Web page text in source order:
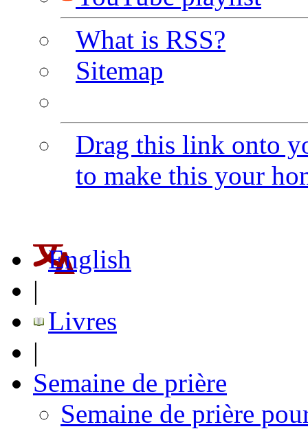
What is RSS?
Sitemap
Drag this link onto
to make this your
English
|
Livres
|
Semaine de prière
Semaine de prière